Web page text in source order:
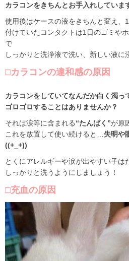
カラコンをきちんとお手入れしていま
使用後はケースの液をきちんと変え、
付けていたコンタクトは1日のゴミや
で
しっかりと洗浄液で洗い、新しい液
□カラコンの違和感の原因
カラコンをしていてなんだか白く濁っ
ゴロゴロすることはありませんか？
それは涙等に含まれる“たんぱく”が原
これを放置して使い続けると… 失明や
((+_+))
とくにアレルギーや涙が出やすい子は
しっかりと洗うようにしましょう！
□充血の原因